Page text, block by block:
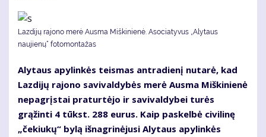
Lazdijų rajono merė Ausma Miškinienė. Asociatyvus „Alytaus
naujienų“ fotomontažas
Alytaus apylinkės teismas antradienį nutarė, kad
Lazdijų rajono savivaldybės merė Ausma Miškinienė
nepagrįstai praturtėjo ir savivaldybei turės
grąžinti 4 tūkst. 288 eurus. Kaip paskelbė civilinę
„čekiukų“ bylą išnagrinėjusi Alytaus apylinkės